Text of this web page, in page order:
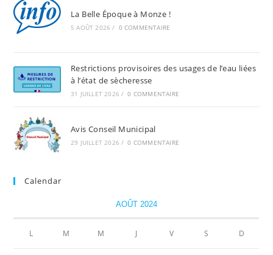
La Belle Époque à Monze !
5 AOÛT 2026 / 0 COMMENTAIRE
Restrictions provisoires des usages de l’eau liées
à l’état de sècheresse
31 JUILLET 2026 / 0 COMMENTAIRE
Avis Conseil Municipal
29 JUILLET 2026 / 0 COMMENTAIRE
Calendar
AOÛT 2024
L M M J V S D